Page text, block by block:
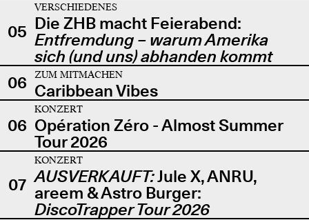
05
VERSCHIEDENES
Die ZHB macht Feierabend:
Entfremdung – warum Amerika
sich (und uns) abhanden kommt
06
ZUM MITMACHEN
Caribbean Vibes
06
KONZERT
Opération Zéro - Almost Summer
Tour 2026
07
KONZERT
AUSVERKAUFT:Jule X, ANRU,
areem & Astro Burger:
DiscoTrapper Tour 2026